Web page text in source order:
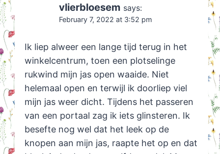
vlierbloesem says:
February 7, 2022 at 3:52 pm
Ik liep alweer een lange tijd terug in het
winkelcentrum, toen een plotselinge
rukwind mijn jas open waaide. Niet
helemaal open en terwijl ik doorliep viel
mijn jas weer dicht. Tijdens het passeren
van een portaal zag ik iets glinsteren. Ik
besefte nog wel dat het leek op de
knopen aan mijn jas, raapte het op en dat